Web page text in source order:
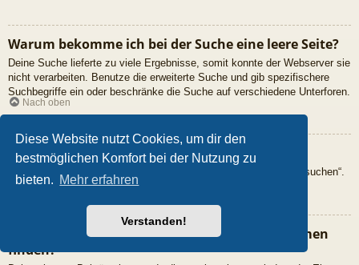
Diese Website nutzt Cookies, um dir den
bestmöglichen Komfort bei der Nutzung zu
bieten. Mehr erfahren
Verstanden!
Warum bekomme ich bei der Suche eine leere Seite?
Deine Suche lieferte zu viele Ergebnisse, somit konnte der Webserver sie
nicht verarbeiten. Benutze die erweiterte Suche und gib spezifischere
Suchbegriffe ein oder beschränke die Suche auf verschiedene Unterforen.
Nach oben
Wie kann ich nach Mitgliedern suchen?
Gehe zur „Mitglieder“-Seite und klicke auf „Nach einem Mitglied suchen“.
Nach oben
Wie kann ich meine eigenen Beiträge und Themen
finden?